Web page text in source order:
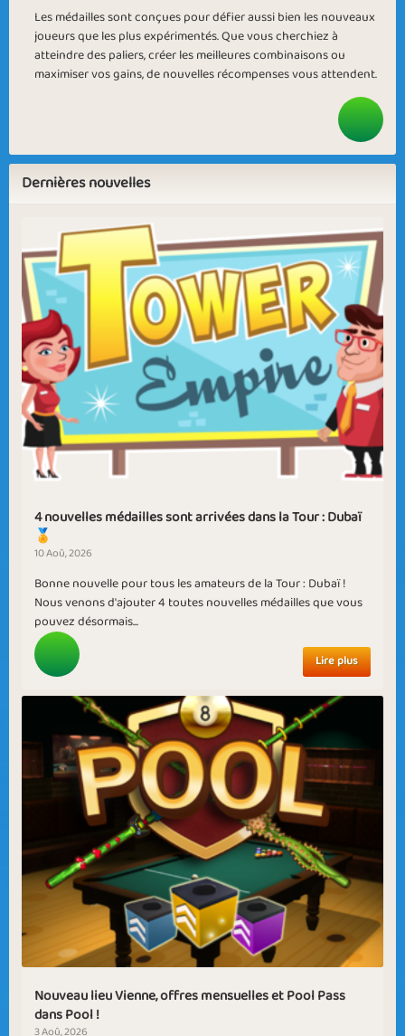
Les médailles sont conçues pour défier aussi bien les nouveaux
joueurs que les plus expérimentés. Que vous cherchiez à
atteindre des paliers, créer les meilleures combinaisons ou
maximiser vos gains, de nouvelles récompenses vous attendent.
Dernières nouvelles
4 nouvelles médailles sont arrivées dans la Tour : Dubaï
🏅
10 Aoû, 2026
Bonne nouvelle pour tous les amateurs de la Tour : Dubaï !
Nous venons d'ajouter 4 toutes nouvelles médailles que vous
pouvez désormais...
Lire plus
Nouveau lieu Vienne, offres mensuelles et Pool Pass
dans Pool !
3 Aoû, 2026